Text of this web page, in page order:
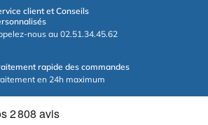
client et Conseils
nous au 02.51.34.45.62
rapide des commandes
en 24h maximum